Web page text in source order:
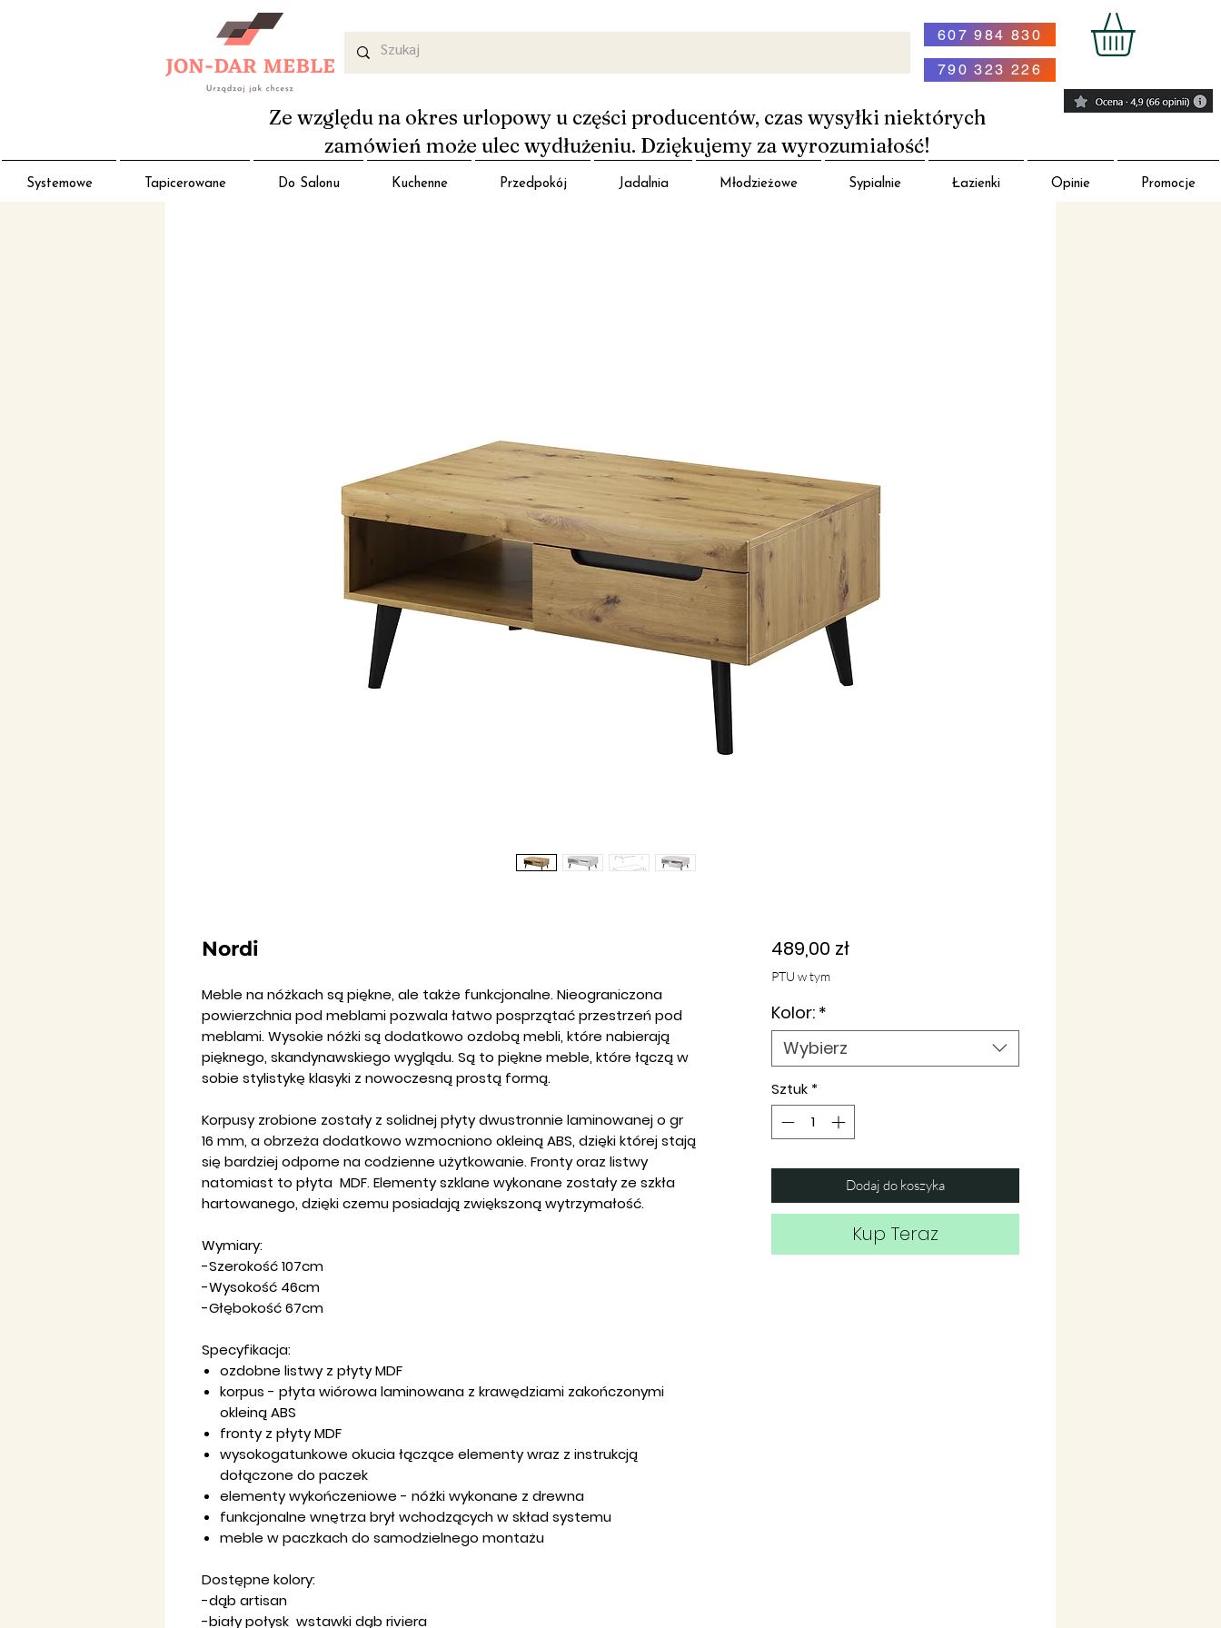
607 984 830
790 323 226
Ze względu na okres urlopowy u części producentów, czas wysyłki niektórych
zamówień może ulec wydłużeniu. Dziękujemy za wyrozumiałość!
Systemowe Tapicerowane Do Salonu Kuchenne Przedpokój Jadalnia Młodzieżowe Sypialnie Łazienki Opinie Promocje
Nordi
Meble na nóżkach są piękne, ale także funkcjonalne. Nieograniczona
powierzchnia pod meblami pozwala łatwo posprzątać przestrzeń pod
meblami. Wysokie nóżki są dodatkowo ozdobą mebli, które nabierają
pięknego, skandynawskiego wyglądu. Są to piękne meble, które łączą w
sobie stylistykę klasyki z nowoczesną prostą formą.
Korpusy zrobione zostały z solidnej płyty dwustronnie laminowanej o gr
16 mm, a obrzeża dodatkowo wzmocniono okleiną ABS, dzięki której stają
się bardziej odporne na codzienne użytkowanie. Fronty oraz listwy
natomiast to płyta MDF. Elementy szklane wykonane zostały ze szkła
hartowanego, dzięki czemu posiadają zwiększoną wytrzymałość.
Wymiary:
-Szerokość 107cm
-Wysokość 46cm
-Głębokość 67cm
Specyfikacja:
ozdobne listwy z płyty MDF
korpus - płyta wiórowa laminowana z krawędziami zakończonymi
okleiną ABS
fronty z płyty MDF
wysokogatunkowe okucia łączące elementy wraz z instrukcją
dołączone do paczek
elementy wykończeniowe - nóżki wykonane z drewna
funkcjonalne wnętrza brył wchodzących w skład systemu
meble w paczkach do samodzielnego montażu
Dostępne kolory:
-dąb artisan
-biały połysk wstawki dąb riviera
489,00 złCena
PTU w tym
Kolor: *
Wybierz
Sztuk *
Dodaj do koszyka
Kup Teraz